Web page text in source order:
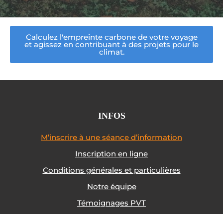
Calculez l'empreinte carbone de votre voyage
et agissez en contribuant à des projets pour le
climat.
INFOS
M’inscrire à une séance d’information
Inscription en ligne
Conditions générales et particulières
Notre équipe
Témoignages PVT